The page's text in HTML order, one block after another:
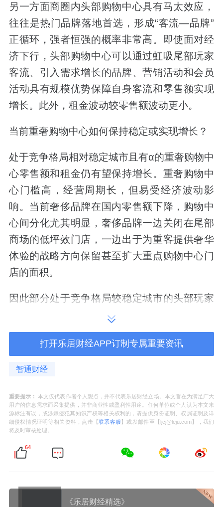
另一方面商圈内头部购物中心具有马太效应，
往往是热门品牌落地首选，形成“客流—品牌”
正循环，强者恒强的概率非常高。即使面对经
济下行，头部购物中心可以通过虹吸尾部玩家
客流、引入需求增长的品牌、营销活动和会员
活动具有规模优势保障自身客流和零售额实现
增长。此外，租金波动较零售额波动更小。
当前重奢购物中心如何保持稳定或实现增长？
处于竞争格局相对稳定城市且有α的重奢购物中
心零售额和租金仍有望保持增长。重奢购物中
心门槛高，经营周期长，但易受经济波动影
响。当前奢侈品牌在国内零售额下降，购物中
心间分化尤其明显，奢侈品牌一边关闭在尾部
商场的低坪效门店，一边出于为重客提供奢华
体验的战略方向保留甚至扩大重点购物中心门
店的面积。
因此部分处于竞争格局较稳定城市的头部玩家
可以通过以下几种方式保持零售额稳定甚至实
现增长：引入需求快速增长的品牌，如老铺黄
、始祖鸟、昂跑，miumiu等；承接商圈内闭
店购物中心客流；提档升级；扩建及增加铺
象城等。
为什么对于单个购物中心，竞争壁垒并非地段
是唯一的，如果出现体量更大且运营能力更强
打开乐居财经APP订制专属重要资讯
智通财经
重要提示： 本文仅代表作者个人观点，并不代表乐居财经立场。本文旨在为满足广大
用户的信息需求而采集提供，并非商业性或盈利性用途。任何单位或个人认为本文来
源标注有误，或涉嫌侵犯其知识产权等相关权利的，请提供身份证明、权属证明及详
细侵权情况证明等相关资料，点击【联系客服 】或发邮件至【ljcj@leju.com】，我们
将及时审核处理。
64
《乐居财经精选》